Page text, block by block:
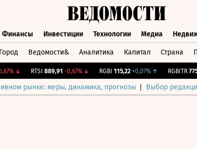
Финансы Инвестиции Технологии Медиа
Город Ведомости& Аналитика Капитал Страна
↓ RTSI 889,91 -0,67%↓ RGBI 115,22 +0,07%↑ RGBITR
рынке: меры, динамика, прогнозы Выбор